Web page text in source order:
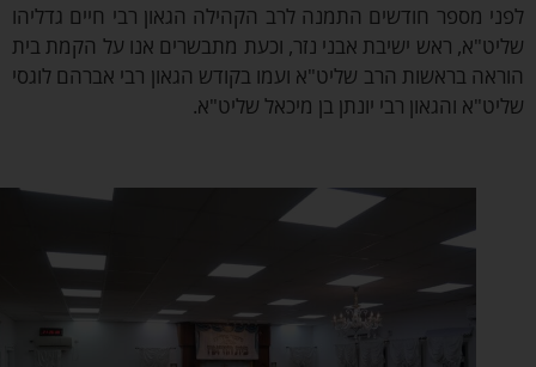
מספר חודשים התמנה לרב הקהילה הגאון רבי חיים גדליהו
ראש ישיבת אבני נזר, וכעת מתבשרים אנו על הקמת בית
בראשות הרב שליט"א ועמו בקודש הגאון רבי אברהם לוגסי
והגאון רבי יונתן בן מיכאל שליט"א.